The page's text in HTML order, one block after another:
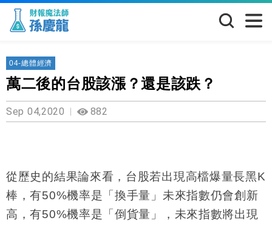
04-總體經濟
萬二後的台股該漲？還是該跌？
Sep 04,2020 882
從歷史的結果論來看，台股若出現高檔爆量長黑K
棒，有50%機率是「換手量」未來指數仍會創新
高，有50%機率是「倒貨量」，未來指數將出現